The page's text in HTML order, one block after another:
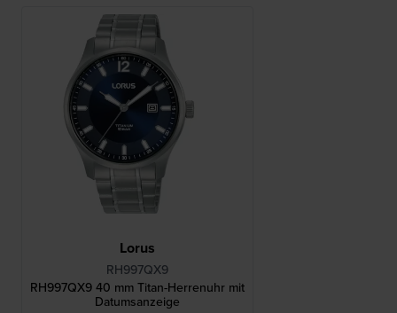
Lorus
RH997QX9
RH997QX9 40 mm Titan-Herrenuhr mit
Datumsanzeige